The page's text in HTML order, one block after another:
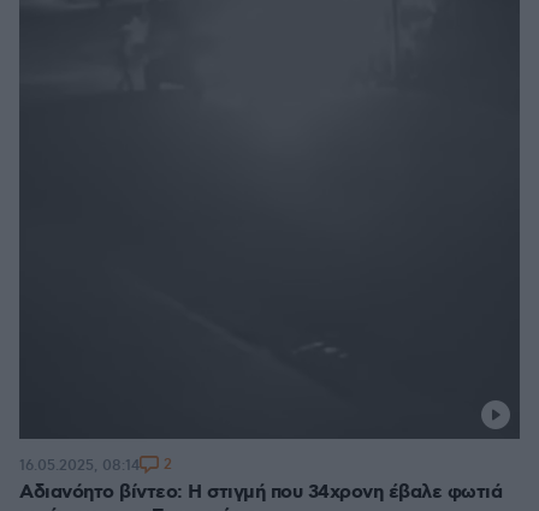
Αδιανόητο βίντεο: Η στιγμή που 34χρονη έβαλε φωτιά
16.05.2025, 08:14 2